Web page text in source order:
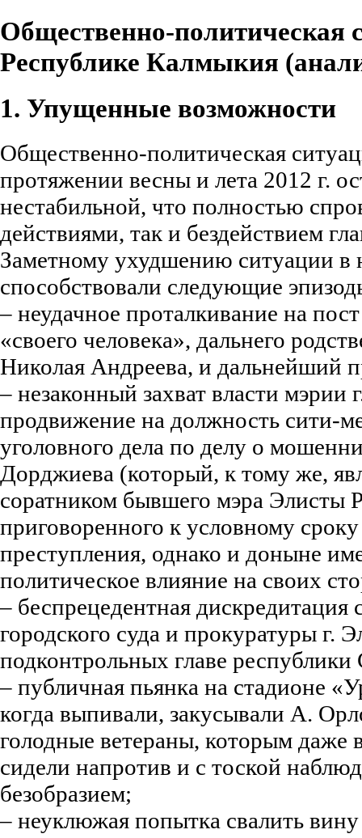
Общественно-политическая
Республике Калмыкия
1. Упущенные возможности
Общественно-политическая
протяжении весны и лета 2012 г.
нестабильной, что полностью
действиями, так и бездействием
Заметному ухудшению ситуации в
способствовали следующие
– неудачное проталкивание на
«своего человека», дальнего
Николая Андреева, и дальнейший
– незаконный захват власти мэрии
продвижение на должность сити-
уголовного дела по делу о
Дорджиева (который, к тому же,
соратником бывшего мэра Элисты
приговоренного к условному
преступления, однако и доныне
политическое влияние на своих
– беспрецедентная дискредитация
городского суда и прокуратуры г.
подконтрольных главе
– публичная пьянка на стадионе
когда выпивали, закусывали А.
голодные ветераны, которым даже
сидели напротив и с тоской
безобразием;
– неуклюжая попытка свалить